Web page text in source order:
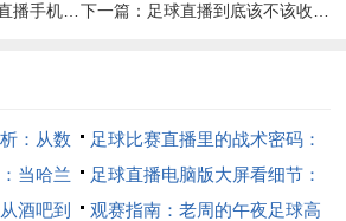
保级队绝杀豪门太刺激 下一篇： 足球直播到底该不该收钱？老球迷和新韭菜吵翻了
：从数
命
足球比赛直播里的战术密码：
瓜迪奥拉如何用“边后腰”肢解了
皇马
当哈兰
幻想
足球直播电脑版大屏看细节：
瓜迪奥拉的“边后腰”陷阱，如何
酒吧到
观赛指南：老周的午夜足球高